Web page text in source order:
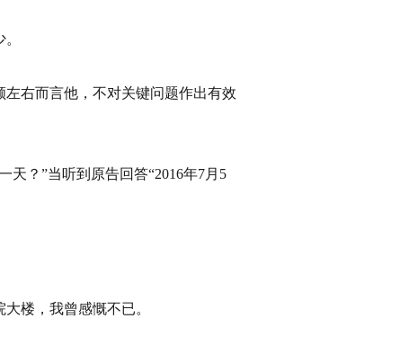
右而言他，不对关键问题作出有效
？”当听到原告回答“2016年7月5
楼，我曾感慨不已。